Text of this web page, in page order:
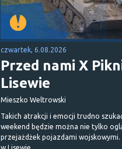
czwartek, 6.08.2026
Przed nami X
Lisewie
Mieszko Weltrowski
Takich atrakcji i emocji trudno
weekend będzie można nie tylko
przejażdżek pojazdami
w Lisewie.